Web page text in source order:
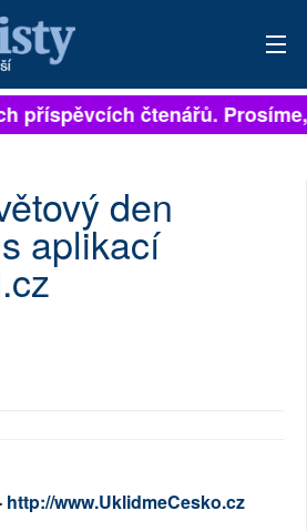
příspěvcích čtenářů.
den
aplikací
http://www.UklidmeCesko.cz